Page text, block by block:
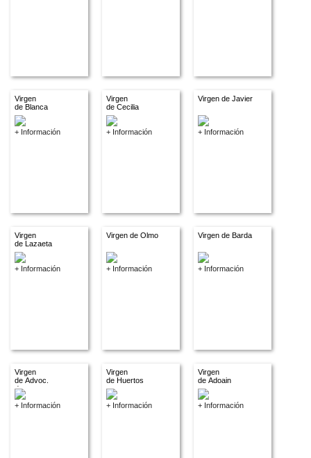
Virgen
de Blanca
+ Información
Virgen
de Cecilia
+ Información
Virgen de Javier
+ Información
Virgen
de Lazaeta
+ Información
Virgen de Olmo
+ Información
Virgen de Barda
+ Información
Virgen
de Advoc.
descon.
+ Información
Virgen
de Huertos
+ Información
Virgen
de Adoain
+ Información